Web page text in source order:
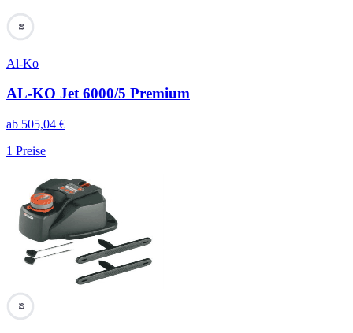
93
Al-Ko
AL-KO Jet 6000/5 Premium
ab 505,04 €
1 Preise
93